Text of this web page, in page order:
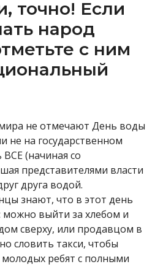
точно! Если
народ
с ним
не отмечают День воды
не на государственном
(начиная со
представителями власти
друга водой.
знают, что в этот день
можно выйти за хлебом и
сверху, или продавцом в
словить такси, чтобы
молодых ребят с полными